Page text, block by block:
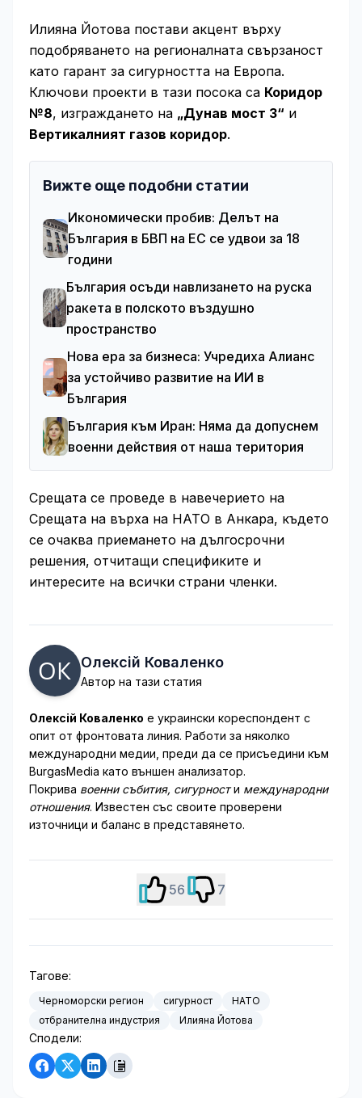
Илияна Йотова постави акцент върху
подобряването на регионалната свързаност
като гарант за сигурността на Европа.
Ключови проекти в тази посока са Коридор
№8, изграждането на „Дунав мост 3“ и
Вертикалният газов коридор.
Вижте още подобни статии
Икономически пробив: Делът на
България в БВП на ЕС се удвои за 18
години
България осъди навлизането на руска
ракета в полското въздушно
пространство
Нова ера за бизнеса: Учредиха Алианс
за устойчиво развитие на ИИ в
България
България към Иран: Няма да допуснем
военни действия от наша територия
Срещата се проведе в навечерието на
Срещата на върха на НАТО в Анкара, където
се очаква приемането на дългосрочни
решения, отчитащи спецификите и
интересите на всички страни членки.
Олексій Коваленко
Автор на тази статия
Олексій Коваленко е украински кореспондент с
опит от фронтовата линия. Работи за няколко
международни медии, преди да се присъедини към
BurgasMedia като външен анализатор.
Покрива военни събития, сигурности международни
отношения. Известен със своите проверени
източници и баланс в представянето.
56 7
Тагове:
Черноморски регион сигурност
НАТО
отбранителна индустрия
Илияна Йотова
Сподели: